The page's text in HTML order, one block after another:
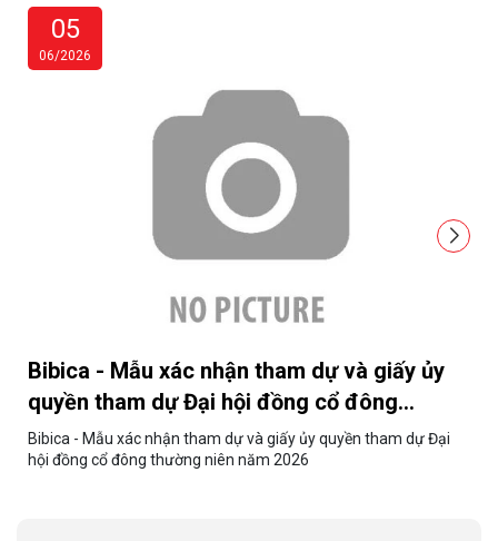
05
06/2026
Bibica - Mẫu xác nhận tham dự và giấy ủy
quyền tham dự Đại hội đồng cổ đông
thường niên năm 2026
Bibica - Mẫu xác nhận tham dự và giấy ủy quyền tham dự Đại
hội đồng cổ đông thường niên năm 2026